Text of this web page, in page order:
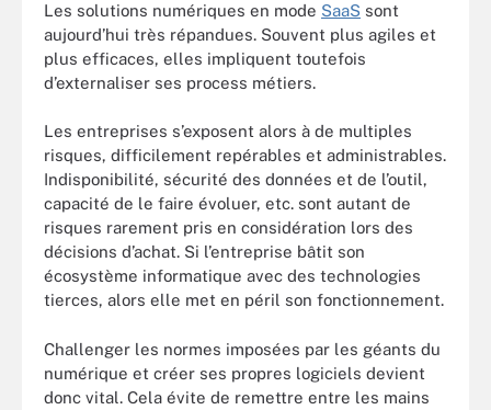
Les solutions numériques en mode SaaS sont
aujourd’hui très répandues. Souvent plus agiles et
plus efficaces, elles impliquent toutefois
d’externaliser ses process métiers.
Les entreprises s’exposent alors à de multiples
risques, difficilement repérables et administrables.
Indisponibilité, sécurité des données et de l’outil,
capacité de le faire évoluer, etc. sont autant de
risques rarement pris en considération lors des
décisions d’achat. Si l’entreprise bâtit son
écosystème informatique avec des technologies
tierces, alors elle met en péril son fonctionnement.
Challenger les normes imposées par les géants du
numérique et créer ses propres logiciels devient
donc vital. Cela évite de remettre entre les mains